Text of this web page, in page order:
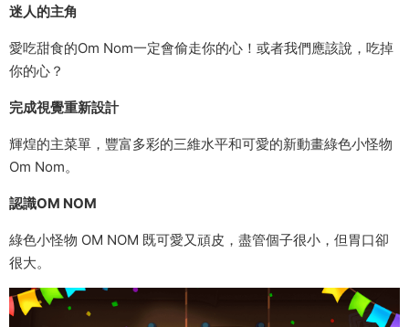
迷人的主角
愛吃甜食的Om Nom一定會偷走你的心！或者我們應該說，吃掉
你的心？
完成視覺重新設計
輝煌的主菜單，豐富多彩的三維水平和可愛的新動畫綠色小怪物
Om Nom。
認識OM NOM
綠色小怪物 OM NOM 既可愛又頑皮，盡管個子很小，但胃口卻
很大。